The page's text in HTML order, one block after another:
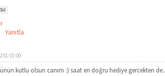
Sil
Yanıtla
01:01:00
kutlu olsun canım :) saat en doğru hediye gercekten de..